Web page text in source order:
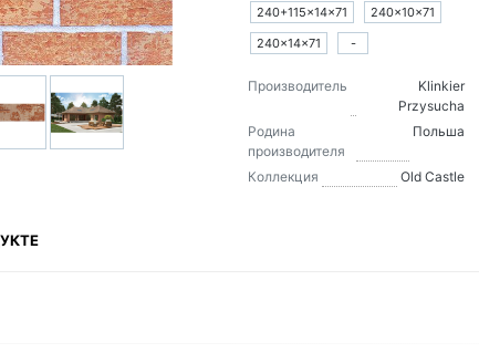
240+115×14×71
240×10×71
240×14×71
-
Производитель
Klinkier
Przysucha
Родина
производителя
Польша
Коллекция Old Castle